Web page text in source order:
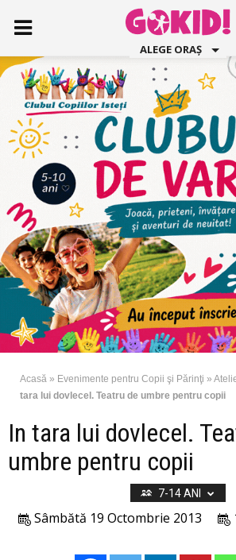
ALEGE ORAȘ
Acasă » Evenimente pentru Copii şi Părinţi »
tara lui dovlecel. Teatru de umbre pentru copii
In tara lui dovlecel.
umbre pentru copii
7-14 ANI
Sâmbătă 19 Octombrie 2013